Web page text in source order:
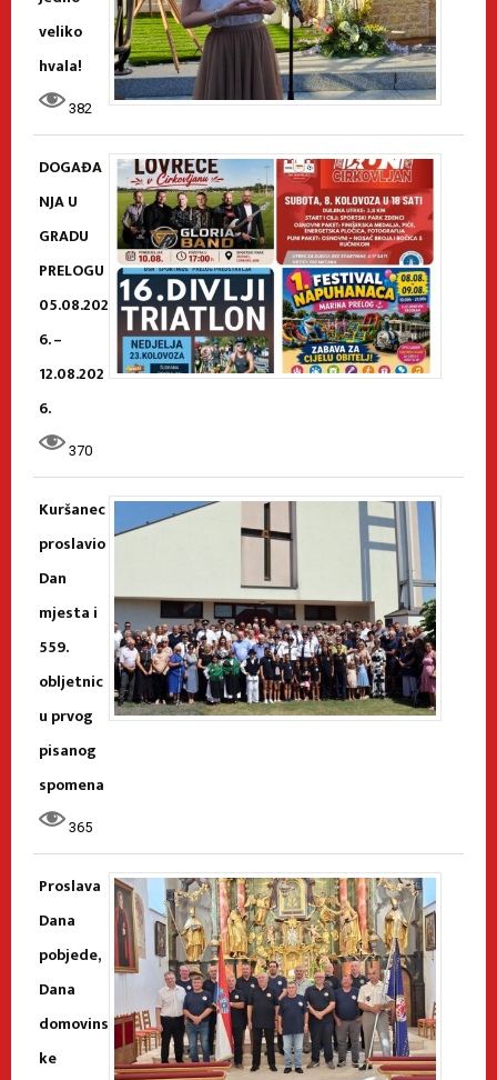
veliko
hvala!
382
DOGAĐA
NJA U
GRADU
PRELOGU
05.08.202
6. –
12.08.202
6.
370
Kuršanec
proslavio
Dan
mjesta i
559.
obljetnic
u prvog
pisanog
spomena
365
Proslava
Dana
pobjede,
Dana
domovins
ke